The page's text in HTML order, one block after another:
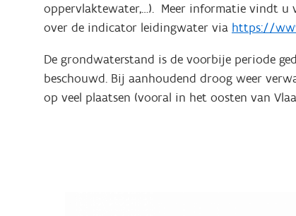
oppervlaktewater,…). Meer informatie vindt u
over de indicator leidingwater via https://
De grondwaterstand is de voorbije periode
beschouwd. Bij aanhoudend droog weer
op veel plaatsen (vooral in het oosten van